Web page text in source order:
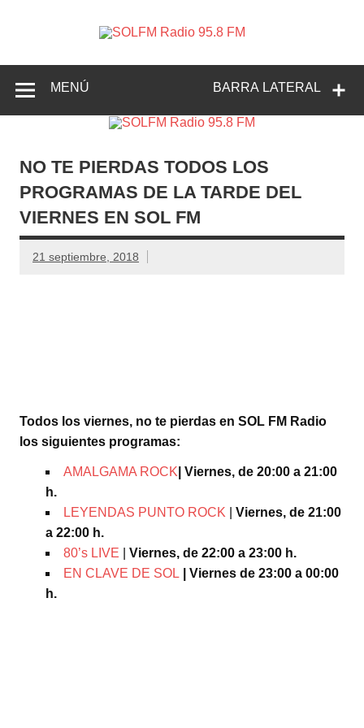
Radio
95.8 FM
Crevillente, Radio en Vega Baja y Radio en el Medio
BARRA LATERAL
MENÚ
NO TE PIERDAS TODOS LOS
PROGRAMAS DE LA TARDE DEL
VIERNES EN SOL FM
21 septiembre, 2018
Todos los viernes, no te pierdas en SOL FM Radio
los siguientes programas:
AMALGAMA ROCK | Viernes, de 20:00 a 21:00
h.
LEYENDAS PUNTO ROCK
Viernes, de 21:00
a 22:00 h.
80’s LIVE
Viernes, de 22:00 a 23:00 h.
EN CLAVE DE SOL | Viernes de 23:00 a 00:00
h.